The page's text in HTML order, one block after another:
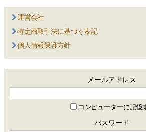
運営会社
特定商取引法に基づく表記
個人情報保護方針
メールアドレス
コンピューターに記憶
パスワード